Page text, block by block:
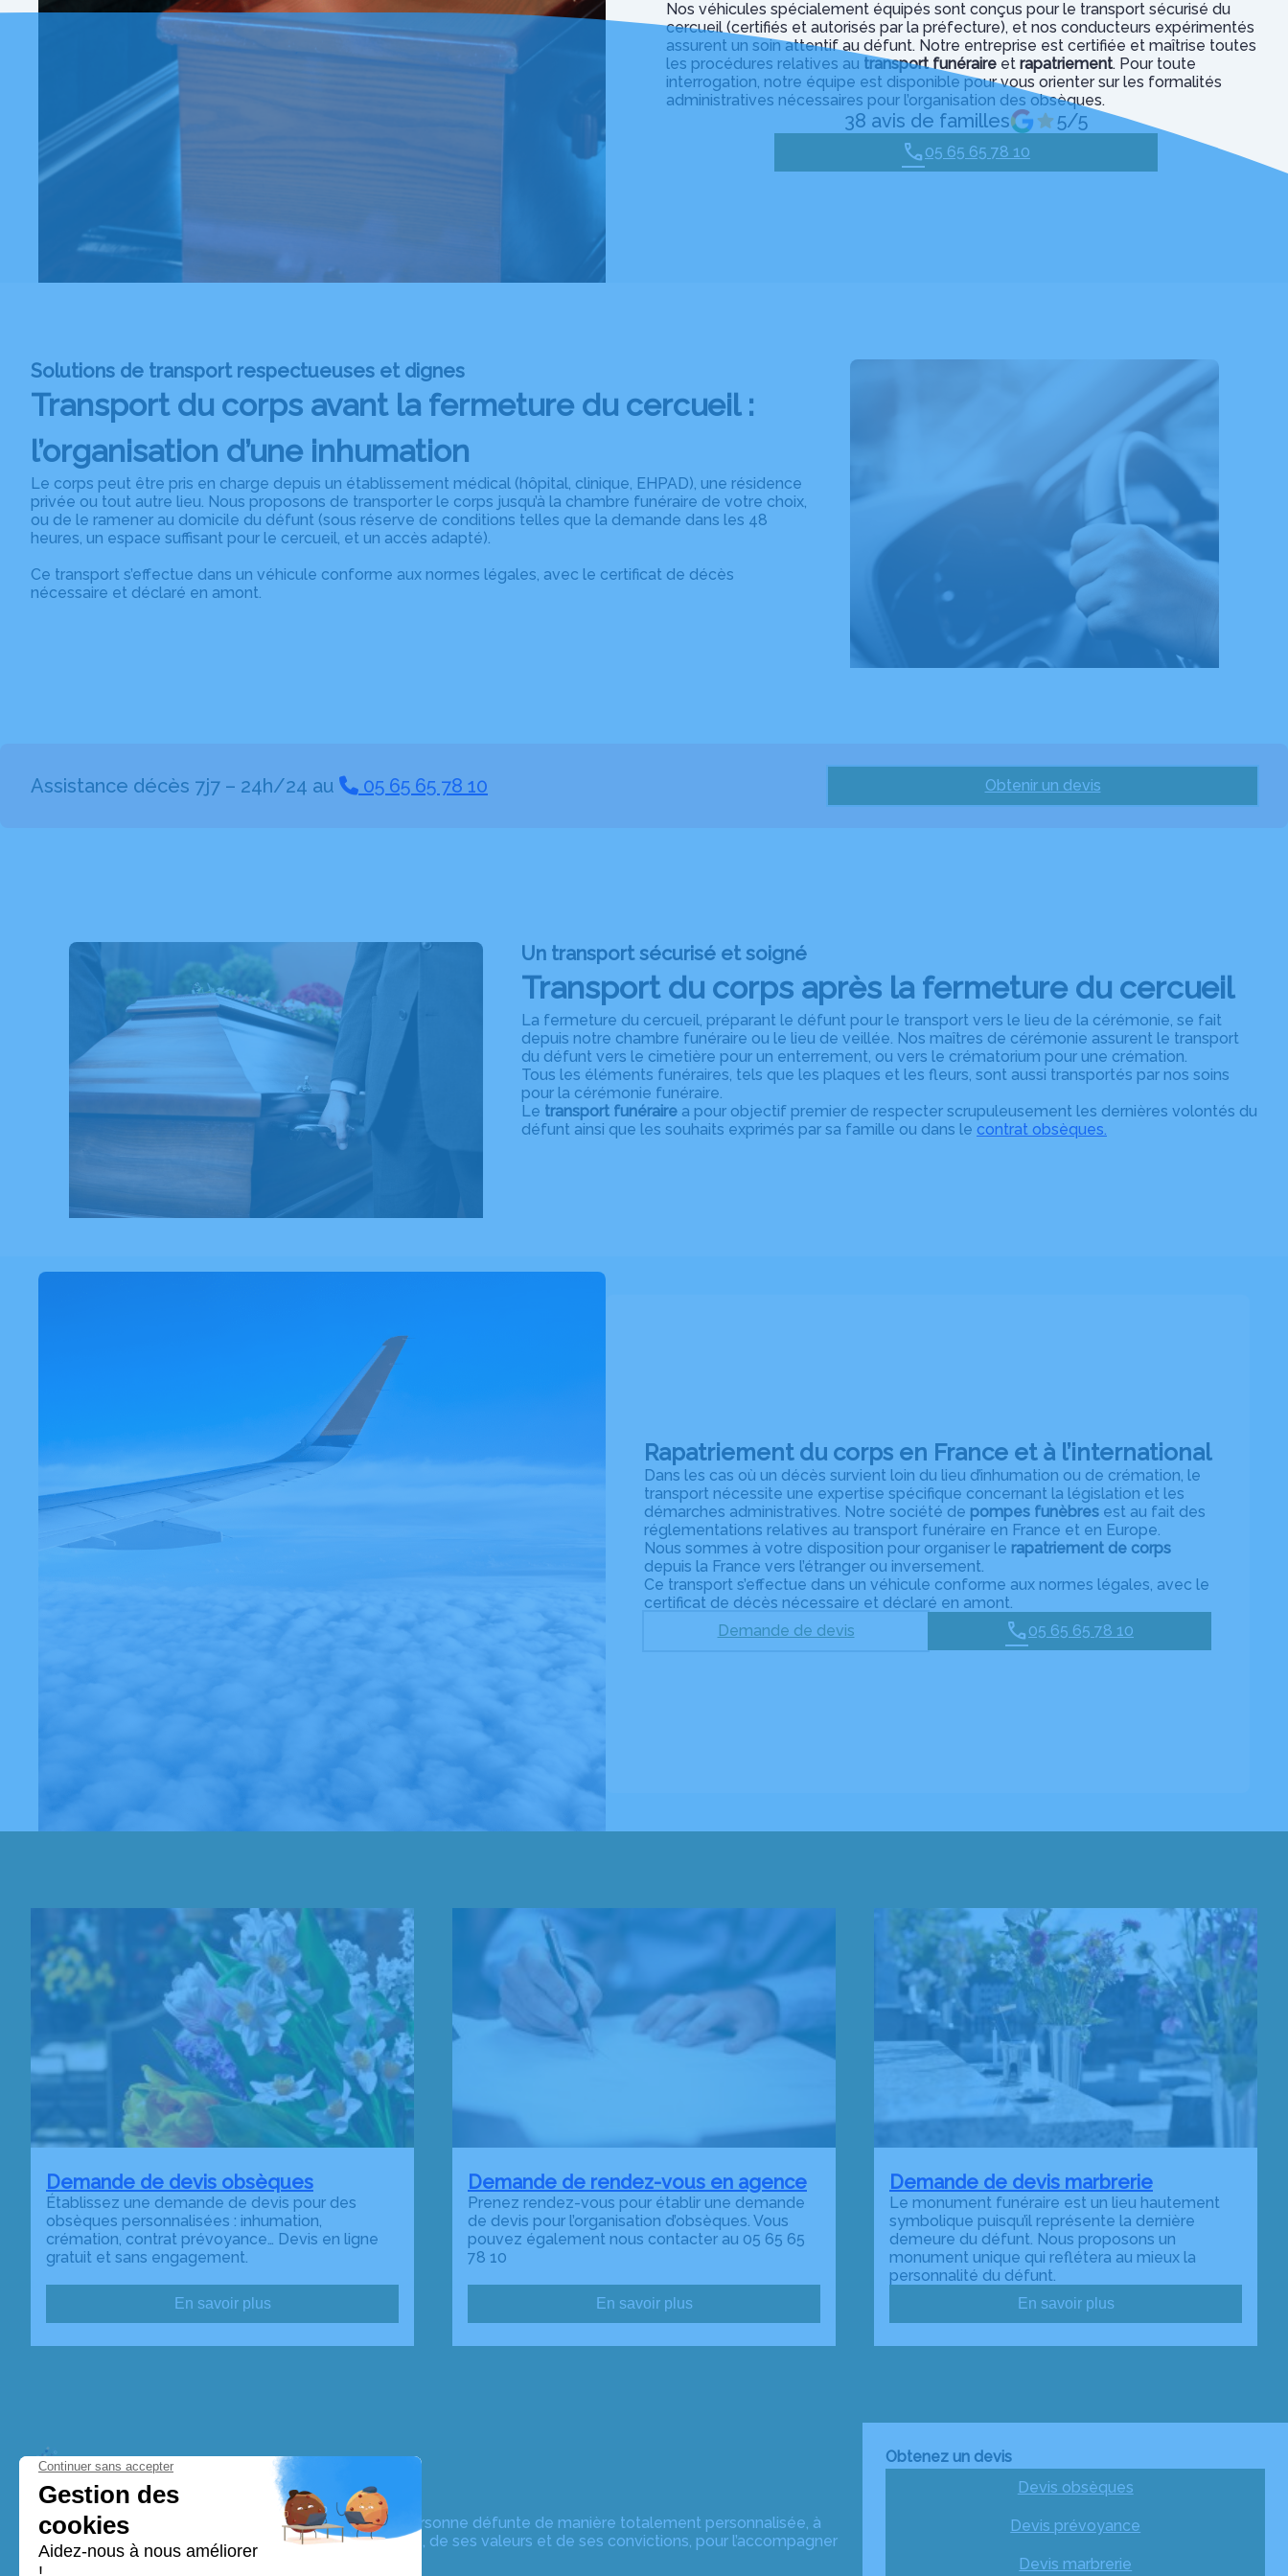
Nos véhicules spécialement équipés sont conçus pour le transport sécurisé du
cercueil (certifiés et autorisés par la préfecture), et nos conducteurs expérimentés
assurent un soin attentif au défunt. Notre entreprise est certifiée et maîtrise toutes
les procédures relatives au transport funéraire et rapatriement. Pour toute
interrogation, notre équipe est disponible pour vous orienter sur les formalités
administratives nécessaires pour l’organisation des obsèques.
38 avis de familles 5/5
05 65 65 78 10
Solutions de transport respectueuses et dignes
Transport du corps avant la fermeture du cercueil :
l’organisation d’une inhumation
Le corps peut être pris en charge depuis un établissement médical (hôpital, clinique, EHPAD), une résidence
privée ou tout autre lieu. Nous proposons de transporter le corps jusqu’à la chambre funéraire de votre choix,
ou de le ramener au domicile du défunt (sous réserve de conditions telles que la demande dans les 48
heures, un espace suffisant pour le cercueil, et un accès adapté).
Ce transport s’effectue dans un véhicule conforme aux normes légales, avec le certificat de décès
nécessaire et déclaré en amont.
Assistance décès 7j7 – 24h/24 au 05 65 65 78 10 Obtenir un devis
Un transport sécurisé et soigné
Transport du corps après la fermeture du cercueil
La fermeture du cercueil, préparant le défunt pour le transport vers le lieu de la cérémonie, se fait
depuis notre chambre funéraire ou le lieu de veillée. Nos maîtres de cérémonie assurent le transport
du défunt vers le cimetière pour un enterrement, ou vers le crématorium pour une crémation.
Tous les éléments funéraires, tels que les plaques et les fleurs, sont aussi transportés par nos soins
pour la cérémonie funéraire.
Le transport funéraire a pour objectif premier de respecter scrupuleusement les dernières volontés du
défunt ainsi que les souhaits exprimés par sa famille ou dans le contrat obsèques.
Rapatriement du corps en France et à l’international
Dans les cas où un décès survient loin du lieu d’inhumation ou de crémation, le
transport nécessite une expertise spécifique concernant la législation et les
démarches administratives. Notre société de pompes funèbres est au fait des
réglementations relatives au transport funéraire en France et en Europe.
Nous sommes à votre disposition pour organiser le rapatriement de corps
depuis la France vers l’étranger ou inversement.
Ce transport s’effectue dans un véhicule conforme aux normes légales, avec le
certificat de décès nécessaire et déclaré en amont.
Demande de devis
05 65 65 78 10
Demande de devis obsèques
Établissez une demande de devis pour des
obsèques personnalisées : inhumation,
crémation, contrat prévoyance… Devis en ligne
gratuit et sans engagement.
En savoir plus
Demande de rendez-vous en agence
Prenez rendez-vous pour établir une demande
de devis pour l’organisation d’obsèques. Vous
pouvez également nous contacter au 05 65 65
78 10
En savoir plus
Demande de devis marbrerie
Le monument funéraire est un lieu hautement
symbolique puisqu’il représente la dernière
demeure du défunt. Nous proposons un
monument unique qui reflétera au mieux la
personnalité du défunt.
En savoir plus
Pompes Funèbres Rigal
Nos équipes vous aident à honorer la mémoire de la personne défunte de manière totalement personnalisée, à
perpétuer son souvenir dans le respect de ses volontés, de ses valeurs et de ses convictions, pour l’accompagner
avec dignité dans son dernier voyage.
Obtenez un devis
Devis obsèques
Devis prévoyance
Devis marbrerie